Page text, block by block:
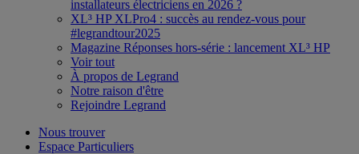
installateurs électriciens en 2026 ?
XL³ HP XLPro4 : succès au rendez-vous pour
#legrandtour2025
Magazine Réponses hors-série : lancement XL³ HP
Voir tout
À propos de Legrand
Notre raison d'être
Rejoindre Legrand
Nous trouver
Espace Particuliers